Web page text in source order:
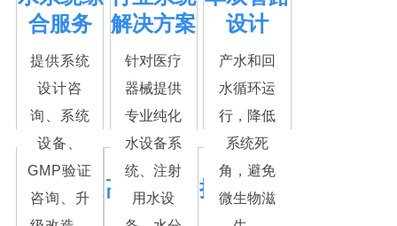
合服务
提供系统
设计咨
询、系统
设备、
GMP验证
咨询、升
解决方案
针对医疗
器械提供
专业纯化
水设备系
统、注射
用水设
设计
产水和回
水循环运
行，降低
系统死
角，避免
微生物滋
立体式服
务
高品质产
品制造
按需量身
定制